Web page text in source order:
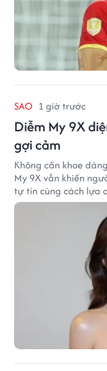
SAO 1 giờ trước
Diễm My 9X
gợi cảm
Không cần khoe
My 9X vẫn khiến
tự tin cùng cách lựa